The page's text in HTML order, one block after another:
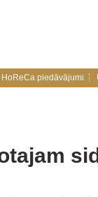
HoReCa piedāvājumi